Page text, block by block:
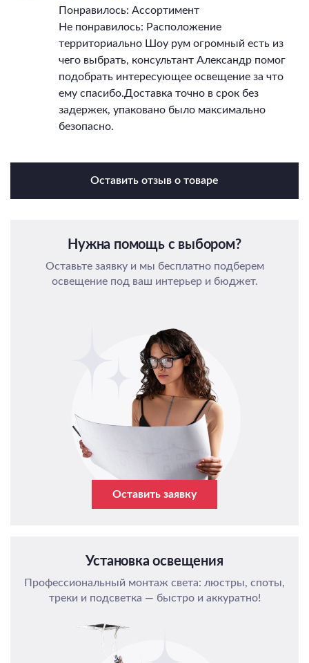
Понравилось: Ассортимент
Не понравилось: Расположение
территориально Шоу рум огромный есть из
чего выбрать, консультант Александр помог
подобрать интересующее освещение за что
ему спасибо.Доставка точно в срок без
задержек, упаковано было максимально
безопасно.
Оставить отзыв о товаре
Нужна помощь с выбором?
Оставьте заявку и мы бесплатно подберем
освещение под ваш интерьер и бюджет.
Оставить заявку
Установка освещения
Профессиональный монтаж света: люстры, споты,
треки и подсветка — быстро и аккуратно!